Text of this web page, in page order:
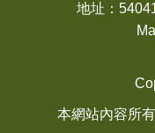
地址：
本網站內容所